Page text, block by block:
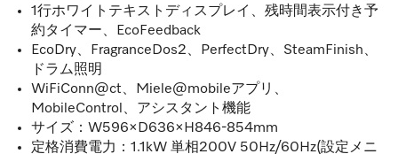
1行ホワイトテキストディスプレイ、残時間表示付き予
約タイマー、EcoFeedback
EcoDry、FragranceDos2、PerfectDry、SteamFinish、
ドラム照明
WiFiConn@ct、Miele@mobileアプリ、
MobileControl、アシスタント機能
サイズ：W596×D636×H846-854mm
定格消費電力：1.1kW 単相200V 50Hz/60Hz(設定メニ